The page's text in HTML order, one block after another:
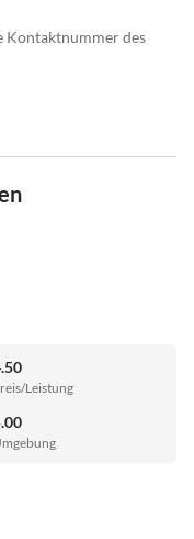
Kontaktnummer des
Leistung